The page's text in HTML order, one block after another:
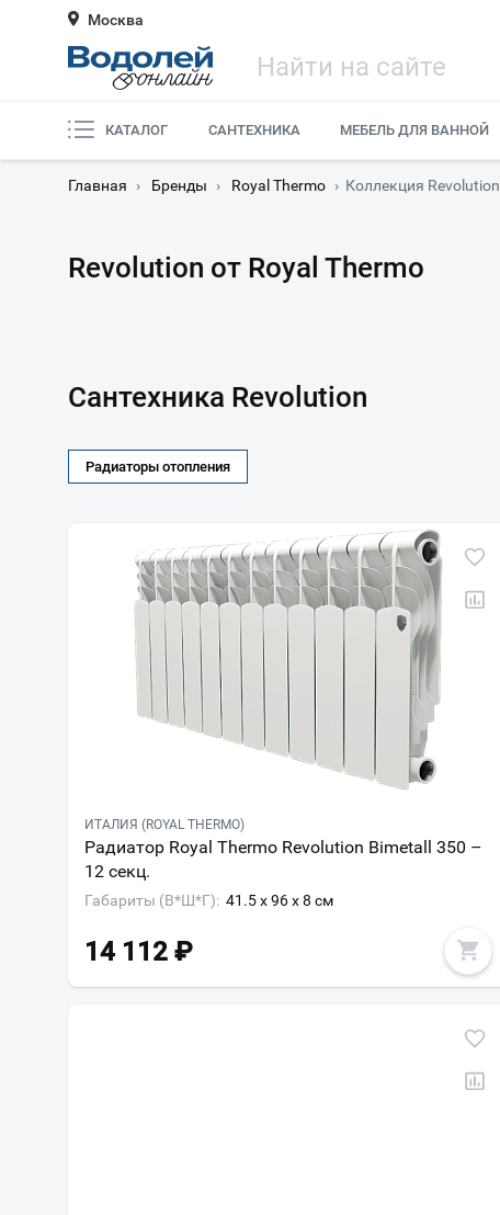
Москва
КАТАЛОГ САНТЕХНИКА МЕБЕЛЬ ДЛЯ ВАННОЙ
Главная › Бренды › Royal Thermo › Коллекция Revolution
Revolution от Royal Thermo
Сантехника Revolution
Радиаторы отопления
ИТАЛИЯ (ROYAL THERMO)
Радиатор Royal Thermo Revolution Bimetall 350 –
12 секц.
Габариты (В*Ш*Г): 41.5 x 96 x 8 см
14 112 ₽